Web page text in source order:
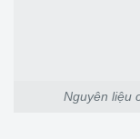
Nguyên liệu